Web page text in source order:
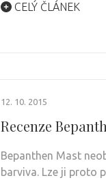
CELÝ ČLÁNEK
12. 10. 2015
Recenze
Bepanthen Mast
barviva. Lze ji proto